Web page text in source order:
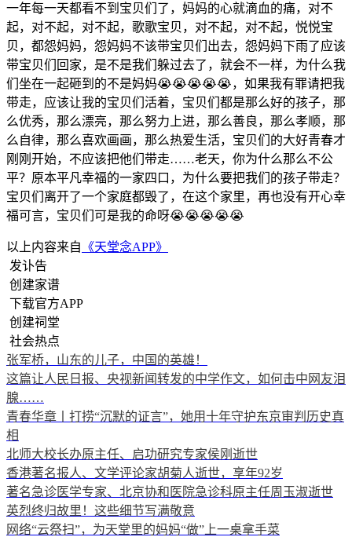
一年每一天都看不到宝贝们了，妈妈的心就滴血的痛，对不
起，对不起，对不起，歌歌宝贝，对不起，对不起，悦悦宝
贝，都怨妈妈，怨妈妈不该带宝贝们出去，怨妈妈下雨了应该
带宝贝们回家，是不是我们躲过去了，就会不一样，为什么我
们坐在一起砸到的不是妈妈😭😭😭😭😭，如果我有罪请把我
带走，应该让我的宝贝们活着，宝贝们都是那么好的孩子，那
么优秀，那么漂亮，那么努力上进，那么善良，那么孝顺，那
么自律，那么喜欢画画，那么热爱生活，宝贝们的大好青春才
刚刚开始，不应该把他们带走……老天，你为什么那么不公
平？原本平凡幸福的一家四口，为什么要把我们的孩子带走？
宝贝们离开了一个家庭都毁了，在这个家里，再也没有开心幸
福可言，宝贝们可是我的命呀😭😭😭😭😭
以上内容来自 《天堂念APP》
发讣告
创建家谱
下载官方APP
创建祠堂
社会热点
张军桥，山东的儿子，中国的英雄！
这篇让人民日报、央视新闻转发的中学作文，如何击中网友泪
腺……
青春华章丨打捞“沉默的证言”，她用十年守护东京审判历史真
相
北师大校长办原主任、启功研究专家侯刚逝世
香港著名报人、文学评论家胡菊人逝世，享年92岁
著名急诊医学专家、北京协和医院急诊科原主任周玉淑逝世
英烈终归故里！这些细节写满敬意
网络“云祭扫”，为天堂里的妈妈“做”上一桌拿手菜